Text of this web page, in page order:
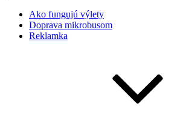
Ako fungujú výlety
Doprava mikrobusom
Reklamka